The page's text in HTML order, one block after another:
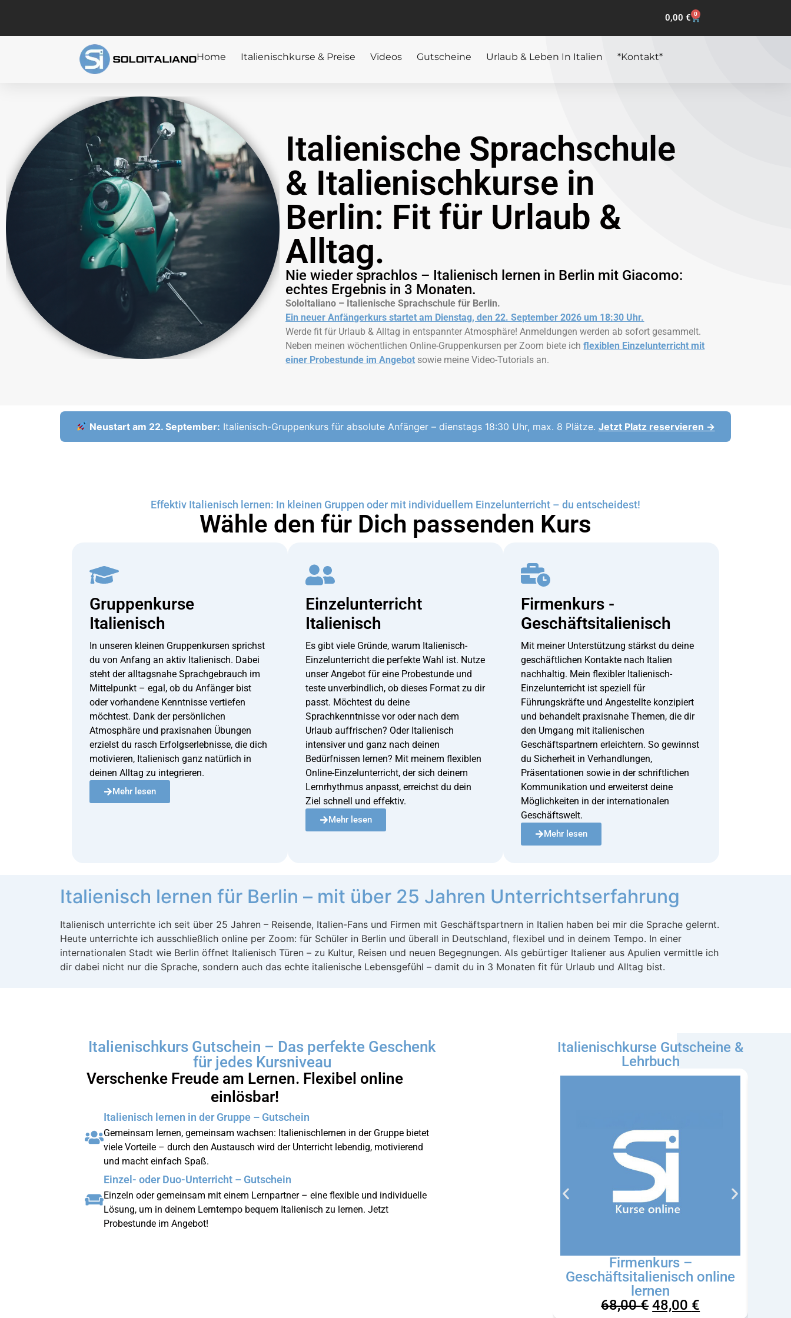
0,00 € 0
Home Italienischkurse & Preise Videos Gutscheine Urlaub & Leben In Italien *Kontakt*
Italienische Sprachschule
& Italienischkurse in
Berlin: Fit für Urlaub &
Alltag.
Nie wieder sprachlos – Italienisch lernen in Berlin mit Giacomo:
echtes Ergebnis in 3 Monaten.
SoloItaliano – Italienische Sprachschule für Berlin.
Ein neuer Anfängerkurs startet am Dienstag, den 22. September 2026 um 18:30 Uhr.
Werde fit für Urlaub & Alltag in entspannter Atmosphäre! Anmeldungen werden ab sofort gesammelt.
Neben meinen wöchentlichen Online-Gruppenkursen per Zoom biete ichflexiblen Einzelunterricht mit
einer Probestunde im Angebot sowie meine Video-Tutorials an.
Neustart am 22. September: Italienisch-Gruppenkurs für absolute Anfänger – dienstags 18:30 Uhr, max. 8 Plätze. Jetzt Platz reservieren →
Effektiv Italienisch lernen: In kleinen Gruppen oder mit individuellem Einzelunterricht – du entscheidest!
Wähle den für Dich passenden Kurs
Gruppenkurse
Italienisch
In unseren kleinen Gruppenkursen sprichst
du von Anfang an aktiv Italienisch. Dabei
steht der alltagsnahe Sprachgebrauch im
Mittelpunkt – egal, ob du Anfänger bist
oder vorhandene Kenntnisse vertiefen
möchtest. Dank der persönlichen
Atmosphäre und praxisnahen Übungen
erzielst du rasch Erfolgserlebnisse, die dich
motivieren, Italienisch ganz natürlich in
deinen Alltag zu integrieren.
Mehr lesen
Einzelunterricht
Italienisch
Es gibt viele Gründe, warum Italienisch-
Einzelunterricht die perfekte Wahl ist. Nutze
unser Angebot für eine Probestunde und
teste unverbindlich, ob dieses Format zu dir
passt. Möchtest du deine
Sprachkenntnisse vor oder nach dem
Urlaub auffrischen? Oder Italienisch
intensiver und ganz nach deinen
Bedürfnissen lernen? Mit meinem flexiblen
Online-Einzelunterricht, der sich deinem
Lernrhythmus anpasst, erreichst du dein
Ziel schnell und effektiv.
Mehr lesen
Firmenkurs -
Geschäftsitalienisch
Mit meiner Unterstützung stärkst du deine
geschäftlichen Kontakte nach Italien
nachhaltig. Mein flexibler Italienisch-
Einzelunterricht ist speziell für
Führungskräfte und Angestellte konzipiert
und behandelt praxisnahe Themen, die dir
den Umgang mit italienischen
Geschäftspartnern erleichtern. So gewinnst
du Sicherheit in Verhandlungen,
Präsentationen sowie in der schriftlichen
Kommunikation und erweiterst deine
Möglichkeiten in der internationalen
Geschäftswelt.
Mehr lesen
Italienisch lernen für Berlin – mit über 25 Jahren Unterrichtserfahrung
Italienisch unterrichte ich seit über 25 Jahren – Reisende, Italien-Fans und Firmen mit Geschäftspartnern in Italien haben bei mir die Sprache gelernt.
Heute unterrichte ich ausschließlich online per Zoom: für Schüler in Berlin und überall in Deutschland, flexibel und in deinem Tempo. In einer
internationalen Stadt wie Berlin öffnet Italienisch Türen – zu Kultur, Reisen und neuen Begegnungen. Als gebürtiger Italiener aus Apulien vermittle ich
dir dabei nicht nur die Sprache, sondern auch das echte italienische Lebensgefühl – damit du in 3 Monaten fit für Urlaub und Alltag bist.
Italienischkurs Gutschein – Das perfekte Geschenk
für jedes Kursniveau
Verschenke Freude am Lernen. Flexibel online
einlösbar!
Italienisch lernen in der Gruppe – Gutschein
Gemeinsam lernen, gemeinsam wachsen: Italienischlernen in der Gruppe bietet
viele Vorteile – durch den Austausch wird der Unterricht lebendig, motivierend
und macht einfach Spaß.
Einzel- oder Duo-Unterricht – Gutschein
Einzeln oder gemeinsam mit einem Lernpartner – eine flexible und individuelle
Lösung, um in deinem Lerntempo bequem Italienisch zu lernen. Jetzt
Probestunde im Angebot!
Italienischkurse Gutscheine &
Lehrbuch
Firmenkurs –
Geschäftsitalienisch online
lernen
68,00€ 48,00 €